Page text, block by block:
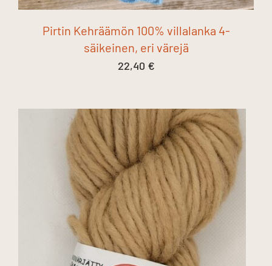
Pirtin Kehräämön 100% villalanka 4-
säikeinen, eri värejä
22,40 €